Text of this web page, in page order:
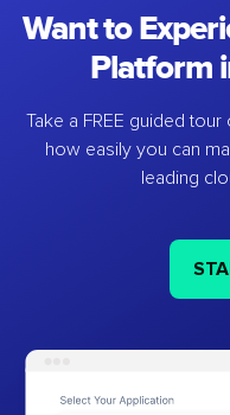
Want to
Platform
Take a FREE guided
how easily you can
leading